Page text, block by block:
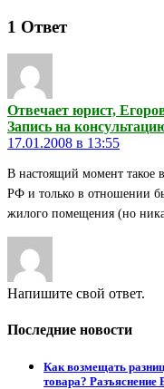
1 Ответ
Отвечает юрист,
Запись на
17.01.2008 в 13:55
В настоящий момент такое
РФ и только в отношении
жилого помещения (но
Напишите свой ответ.
Последние новости
Как возмещать
товара? Разъяснение